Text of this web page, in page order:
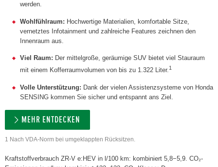
werden.
Wohlfühlraum: Hochwertige Materialien, komfortable Sitze,
vernetztes Infotainment und zahlreiche Features zeichnen den
Innenraum aus.
Viel Raum: Der mittelgroße, geräumige SUV bietet viel Stauraum
mit einem Kofferraumvolumen von bis zu 1.322 Liter.1
Volle Unterstützung: Dank der vielen Assistenzsysteme von Honda
SENSING kommen Sie sicher und entspannt ans Ziel.
MEHR ENTDECKEN
1 Nach VDA-Norm bei umgeklappten Rücksitzen.
Kraftstoffverbrauch ZR-V e:HEV in l/100 km: kombiniert 5,8−5,9. CO₂-